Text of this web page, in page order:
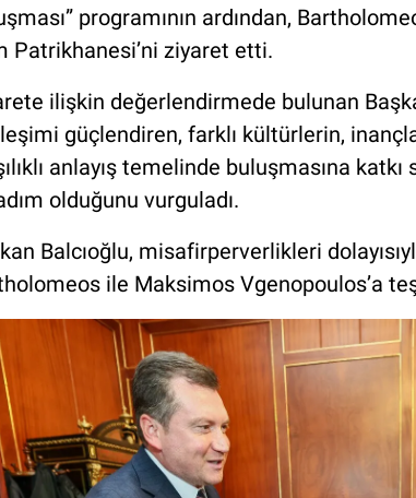
programının ardından,
Patrikhanesi’ni ziyaret etti.
ilişkin değerlendirmede bulunan
güçlendiren, farklı kültürlerin,
anlayış temelinde buluşmasına
olduğunu vurguladı.
Balcıoğlu, misafirperverlikleri
ile Maksimos Vgenopoulos’a